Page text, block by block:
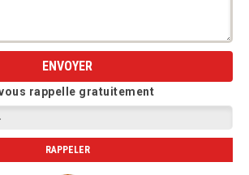
rappelle gratuitement